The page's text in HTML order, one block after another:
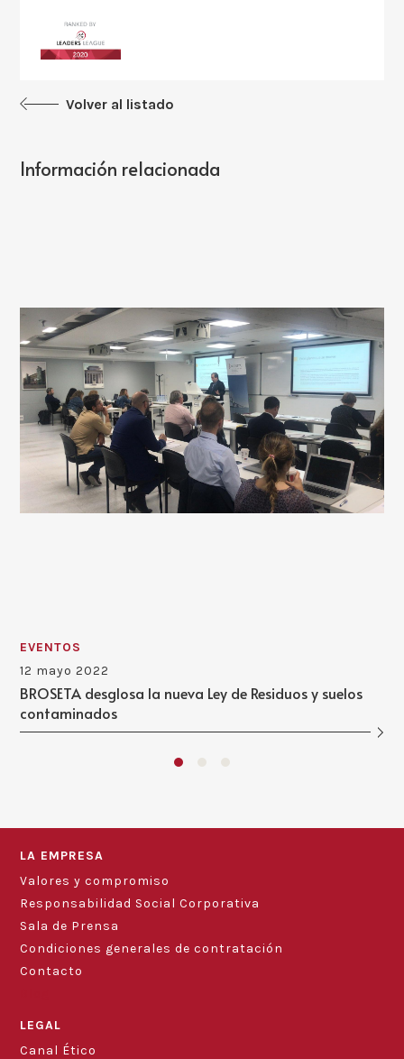
Volver al listado
Información relacionada
EVENTOS
12 mayo 2022
BROSETA desglosa la nueva Ley de Residuos y suelos
contaminados
LA EMPRESA
Valores y compromiso
Responsabilidad Social Corporativa
Sala de Prensa
Condiciones generales de contratación
Contacto
LEGAL
Canal Ético